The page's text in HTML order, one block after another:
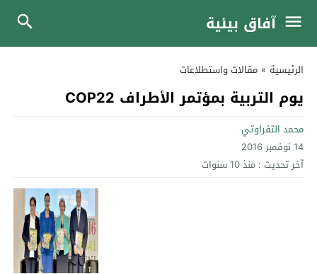
آفاق بيئية
الرئيسية » مقالات واستطلاعات
يوم التربية بمؤتمر الأطراف COP22
محمد التفراوتي
14 نوفمبر 2016
آخر تحديث : منذ 10 سنوات